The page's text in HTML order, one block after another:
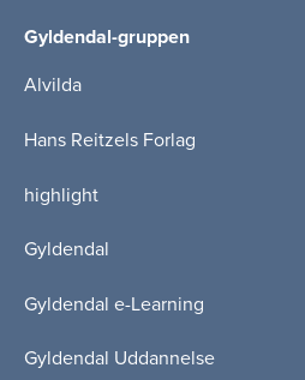
Gyldendal-gruppen
Alvilda
Hans Reitzels Forlag
highlight
Gyldendal
Gyldendal e-Learning
Gyldendal Uddannelse